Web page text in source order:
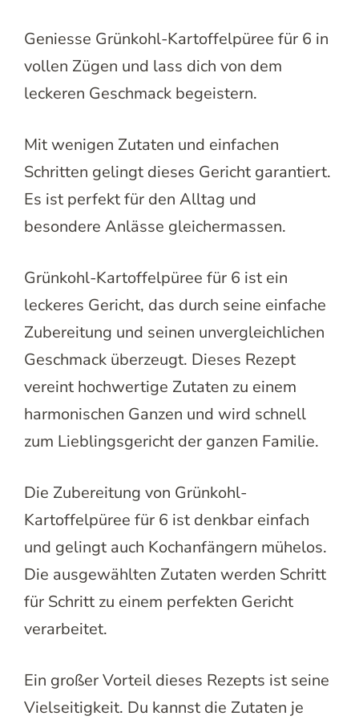
Geniesse Grünkohl-Kartoffelpüree für 6 in
vollen Zügen und lass dich von dem
leckeren Geschmack begeistern.
Mit wenigen Zutaten und einfachen
Schritten gelingt dieses Gericht garantiert.
Es ist perfekt für den Alltag und
besondere Anlässe gleichermassen.
Grünkohl-Kartoffelpüree für 6 ist ein
leckeres Gericht, das durch seine einfache
Zubereitung und seinen unvergleichlichen
Geschmack überzeugt. Dieses Rezept
vereint hochwertige Zutaten zu einem
harmonischen Ganzen und wird schnell
zum Lieblingsgericht der ganzen Familie.
Die Zubereitung von Grünkohl-
Kartoffelpüree für 6 ist denkbar einfach
und gelingt auch Kochanfängern mühelos.
Die ausgewählten Zutaten werden Schritt
für Schritt zu einem perfekten Gericht
verarbeitet.
Ein großer Vorteil dieses Rezepts ist seine
Vielseitigkeit. Du kannst die Zutaten je